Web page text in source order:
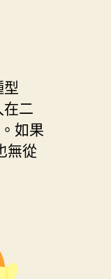
二
如果
無從